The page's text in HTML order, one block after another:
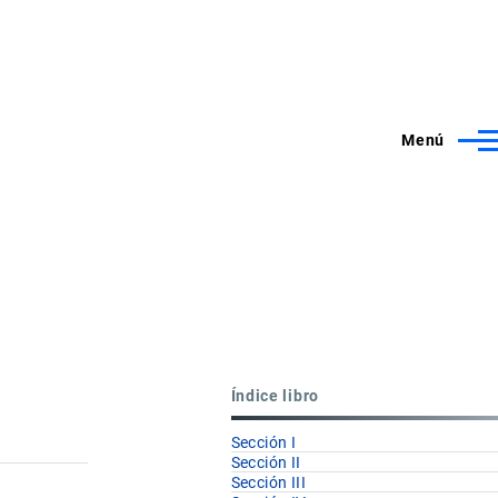
Menú
Índice libro
Sección I
Sección II
Sección III